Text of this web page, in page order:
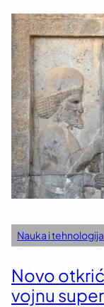
Nauka i tehnologija
Novo
vojnu